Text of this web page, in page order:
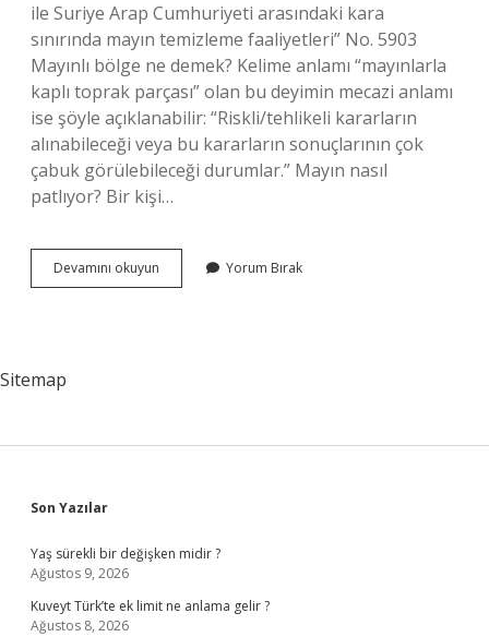
ile Suriye Arap Cumhuriyeti arasındaki kara
sınırında mayın temizleme faaliyetleri” No. 5903
Mayınlı bölge ne demek? Kelime anlamı “mayınlarla
kaplı toprak parçası” olan bu deyimin mecazi anlamı
ise şöyle açıklanabilir: “Riskli/tehlikeli kararların
alınabileceği veya bu kararların sonuçlarının çok
çabuk görülebileceği durumlar.” Mayın nasıl
patlıyor? Bir kişi…
Devamını okuyun Mayınlar
Ne
Yorum Bırak
Sitemap
Sidebar
Son Yazılar
Yaş sürekli bir değişken midir ?
Ağustos 9, 2026
Kuveyt Türk’te ek limit ne anlama gelir ?
Ağustos 8, 2026